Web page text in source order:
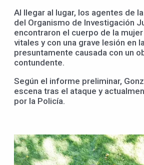
Al llegar al lugar, los agentes de
del Organismo de Investigación
encontraron el cuerpo de la
vitales y con una grave lesión en
presuntamente causada con un
contundente.
Según el informe preliminar,
escena tras el ataque y
por la Policía.